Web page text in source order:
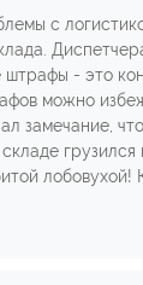
с
- это
можно
замечание,